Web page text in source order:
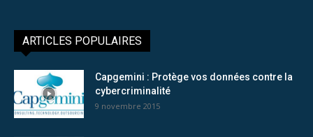
ARTICLES POPULAIRES
Capgemini : Protège vos données contre la
cybercriminalité
9 novembre 2015